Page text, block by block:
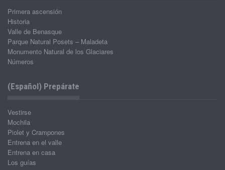
Primera ascensión
Historia
Valle de Benasque
Parque Natural Posets – Maladeta
Monumento Natural de los Glaciares
Números
(Español) Prepárate
Vestirse
Mochila
Piolet y Crampones
Entrena en el valle
Entrena en casa
Los guías